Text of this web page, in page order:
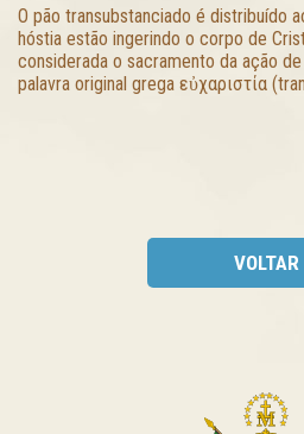
O pão transubstanciado é distribuído
hóstia estão ingerindo o corpo de
considerada o sacramento da ação
palavra original grega εὐχαριστία
VOLTAR